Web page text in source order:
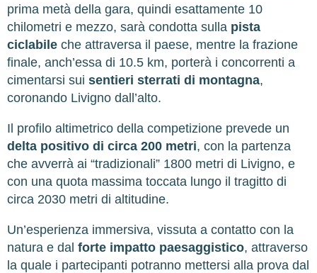
prima metà della gara, quindi esattamente 10
chilometri e mezzo, sarà condotta sulla pista
ciclabile che attraversa il paese, mentre la frazione
finale, anch’essa di 10.5 km, porterà i concorrenti a
cimentarsi sui sentieri sterrati di montagna,
coronando Livigno dall’alto.
Il profilo altimetrico della competizione prevede un
delta positivo di circa 200 metri, con la partenza
che avverrà ai “tradizionali” 1800 metri di Livigno, e
con una quota massima toccata lungo il tragitto di
circa 2030 metri di altitudine.
Un’esperienza immersiva, vissuta a contatto con la
natura e dal forte impatto paesaggistico, attraverso
la quale i partecipanti potranno mettersi alla prova dal